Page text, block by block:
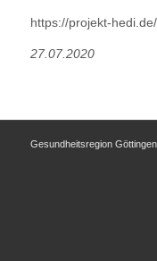
https://projekt-
27.07.2020
Gesundheitsregion